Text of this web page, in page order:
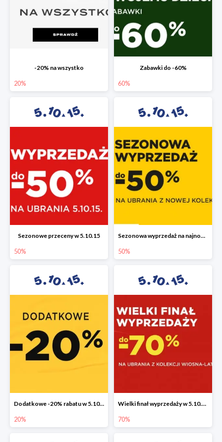
-20% na wszystko
20%
Zabawki do -60%
60%
Sezonowe przeceny w 5.10.15
50%
Sezonowa wyprzedaż na najnowszą kolekcję do -50%
50%
Dodatkowe -20% rabatu w 5.10.15
20%
Wielki finał wyprzedaży w 5.10.15 do -70%
70%